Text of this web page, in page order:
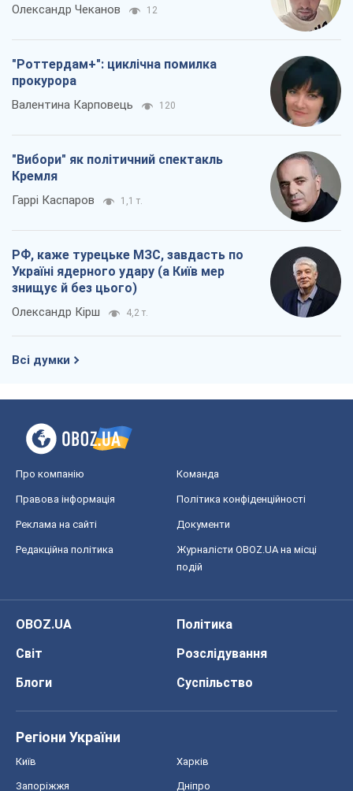
Олександр Чеканов 12
"Роттердам+": циклічна помилка
прокурора
Валентина Карповець 120
"Вибори" як політичний спектакль
Кремля
Гаррі Каспаров 1,1 т.
РФ, каже турецьке МЗС, завдасть по
Україні ядерного удару (а Київ мер
знищує й без цього)
Олександр Кірш 4,2 т.
Всі думки
Про компанію Команда
Правова інформація Політика конфіденційності
Реклама на сайті Документи
Редакційна політика
Журналісти OBOZ.UA на місці
подій
OBOZ.UA
Політика
Світ
Розслідування
Блоги
Суспільство
Регіони України
Київ Харків
Запоріжжя Дніпро